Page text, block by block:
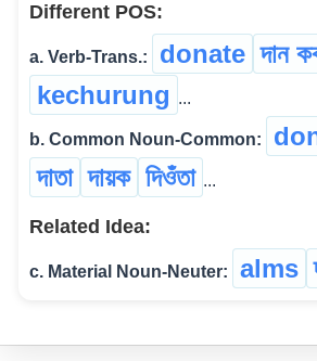
Different POS:
a. Verb-Trans.: donate দান
kechurung ...
b. Common Noun-Common:
দাতা দায়ক দিওঁতা ...
Related Idea:
c. Material Noun-Neuter: alms